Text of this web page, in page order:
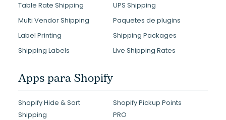
Table Rate Shipping
UPS Shipping
Multi Vendor Shipping
Paquetes de plugins
Label Printing
Shipping Packages
Shipping Labels
Live Shipping Rates
Apps para Shopify
Shopify Hide & Sort
Shipping
Shopify Pickup Points
PRO